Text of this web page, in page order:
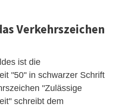
Verkehrszeichen
ist die
"50" in schwarzer Schrift
"Zulässige
schreibt dem